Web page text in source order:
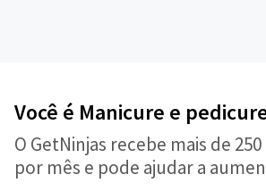
Você é Manicure e
O GetNinjas recebe mais de
por mês e pode ajudar a